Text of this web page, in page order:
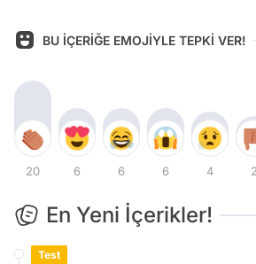
BU İÇERİĞE EMOJİYLE TEPKİ VER!
20 6 6 6 4 2
En Yeni İçerikler!
Test